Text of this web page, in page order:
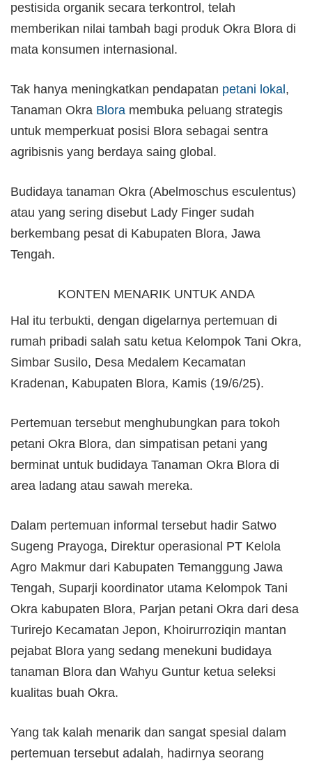
pestisida organik secara terkontrol, telah
memberikan nilai tambah bagi produk Okra Blora di
mata konsumen internasional.
Tak hanya meningkatkan pendapatan petani lokal,
Tanaman Okra Blora membuka peluang strategis
untuk memperkuat posisi Blora sebagai sentra
agribisnis yang berdaya saing global.
Budidaya tanaman Okra (Abelmoschus esculentus)
atau yang sering disebut Lady Finger sudah
berkembang pesat di Kabupaten Blora, Jawa
Tengah.
KONTEN MENARIK UNTUK ANDA
Hal itu terbukti, dengan digelarnya pertemuan di
rumah pribadi salah satu ketua Kelompok Tani Okra,
Simbar Susilo, Desa Medalem Kecamatan
Kradenan, Kabupaten Blora, Kamis (19/6/25).
Pertemuan tersebut menghubungkan para tokoh
petani Okra Blora, dan simpatisan petani yang
berminat untuk budidaya Tanaman Okra Blora di
area ladang atau sawah mereka.
Dalam pertemuan informal tersebut hadir Satwo
Sugeng Prayoga, Direktur operasional PT Kelola
Agro Makmur dari Kabupaten Temanggung Jawa
Tengah, Suparji koordinator utama Kelompok Tani
Okra kabupaten Blora, Parjan petani Okra dari desa
Turirejo Kecamatan Jepon, Khoirurroziqin mantan
pejabat Blora yang sedang menekuni budidaya
tanaman Blora dan Wahyu Guntur ketua seleksi
kualitas buah Okra.
Yang tak kalah menarik dan sangat spesial dalam
pertemuan tersebut adalah, hadirnya seorang